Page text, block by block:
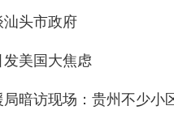
汕头市政府
美国大焦虑
暗访现场：贵州不少小